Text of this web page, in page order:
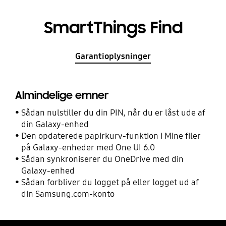
SmartThings Find
Garantioplysninger
Almindelige emner
Sådan nulstiller du din PIN, når du er låst ude af
din Galaxy-enhed
Den opdaterede papirkurv-funktion i Mine filer
på Galaxy-enheder med One UI 6.0
Sådan synkroniserer du OneDrive med din
Galaxy-enhed
Sådan forbliver du logget på eller logget ud af
din Samsung.com-konto